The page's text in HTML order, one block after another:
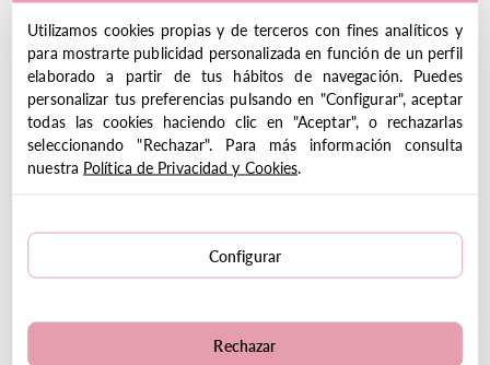
Juego de Dados Pirates 'N'
Dice
13.90€
VER PRODUCTO
My First Lotto FSC Creme
15.00 €
34.95€
VER PRODUCTO
5 Juegos Animales Salvajes
Utilizamos cookies propias y de terceros con fines analíticos y
para mostrarte publicidad personalizada en función de un perfil
elaborado a partir de tus hábitos de navegación. Puedes
personalizar tus preferencias pulsando en "Configurar", aceptar
todas las cookies haciendo clic en "Aceptar", o rechazarlas
seleccionando "Rechazar". Para más información consulta
nuestra Política de Privacidad y Cookies.
Configurar
Rechazar